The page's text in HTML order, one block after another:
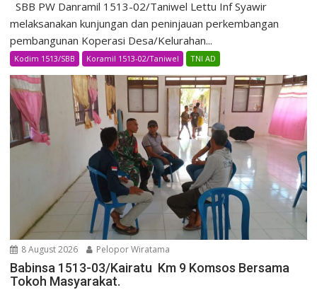
SBB PW Danramil 1513-02/Taniwel Lettu Inf Syawir
melaksanakan kunjungan dan peninjauan perkembangan
pembangunan Koperasi Desa/Kelurahan...
Kodim 1513/SBB Koramil 1513-02/Taniwel TNI AD
8 August 2026 Pelopor Wiratama
Babinsa 1513-03/Kairatu Km 9 Komsos Bersama
Tokoh Masyarakat.